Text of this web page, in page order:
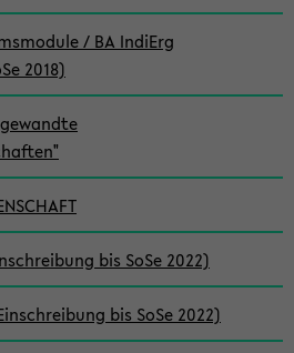
/ BA IndiErg
2018)
bis SoSe 2022)
bis SoSe 2022)